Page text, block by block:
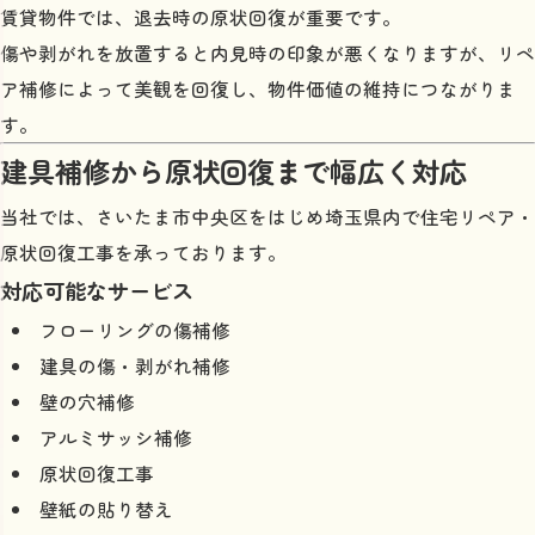
賃貸物件では、退去時の原状回復が重要です。
傷や剥がれを放置すると内見時の印象が悪くなりますが、リペ
ア補修によって美観を回復し、物件価値の維持につながりま
す。
建具補修から原状回復まで幅広く対応
当社では、さいたま市中央区をはじめ埼玉県内で住宅リペア・
原状回復工事を承っております。
対応可能なサービス
フローリングの傷補修
建具の傷・剥がれ補修
壁の穴補修
アルミサッシ補修
原状回復工事
壁紙の貼り替え